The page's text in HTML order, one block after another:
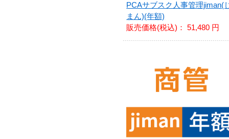
PCAサブスク人事管理jiman(
まん)(年額)
販売価格(税込)：51,480 円